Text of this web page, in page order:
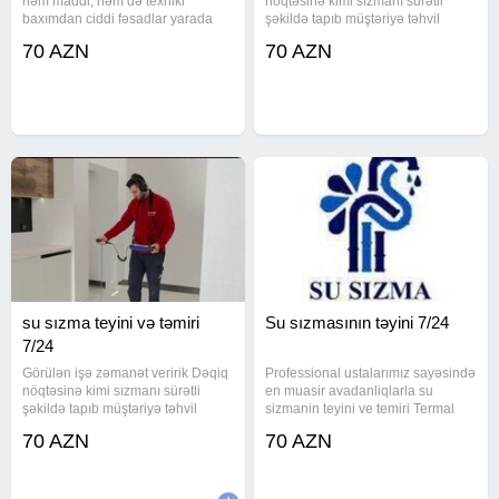
baxımdan ciddi fəsadlar yarada
dəqiq yerini vaxtında
70 AZN
şəkildə tapıb müştəriyə təhvil
qiymətlə yalnız biz işləyirik Bakı və
70 AZN
su sızma teyini və təmiri
7/24
Görülən işə zəmanət veririk Dəqiq
nöqtəsinə kimi sızmanı sürətli
şəkildə tapıb müştəriyə təhvil
qiymətlə yalnız biz işləyirik Bakı və
70 AZN
Su sızmasının təyini 7/24
Professional ustalarımız sayəsində
en muasir avadanliqlarla su
sizmanin teyini ve temiri Termal
oldugu yeri təyin edilməsi Dəqiq
70 AZN